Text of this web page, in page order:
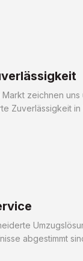
zeichnen uns
Zuverlässigkeit in
abgestimmt